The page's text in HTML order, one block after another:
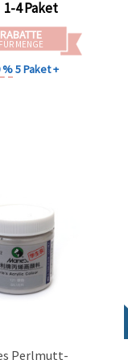
1-4 Paket
RABATTE
FÜR MENGE
%5 Paket +
Perlmutt-